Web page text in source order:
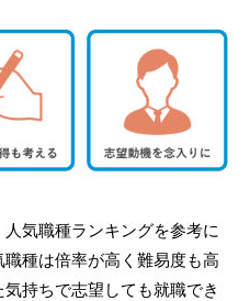
気職種ランキングを参考に
種は倍率が高く難易度も高
持ちで志望しても就職でき